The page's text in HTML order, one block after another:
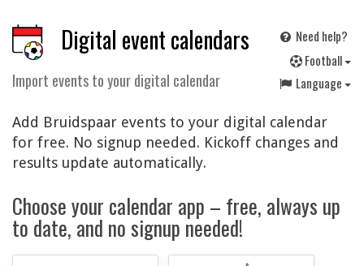
Digital event calendars
Import events to your digital calendar
Need help?
Football
Language
Add Bruidspaar events to your digital calendar
for free. No signup needed. Kickoff changes and
results update automatically.
Choose your calendar app – free, always up
to date, and no signup needed!